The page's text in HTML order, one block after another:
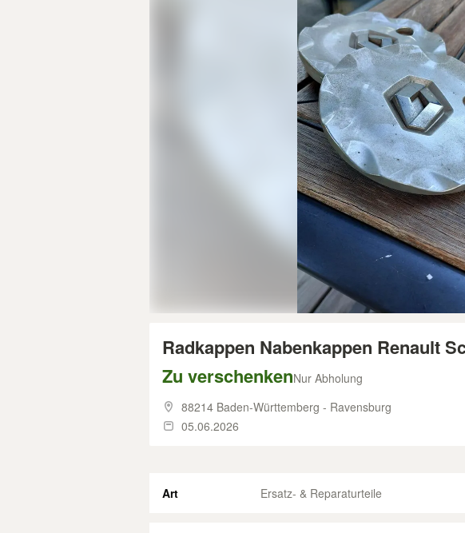
Radkappen Nabenkappen Renault
Zu verschenkenNur Abholung
88214 Baden-Württemberg - Ravensburg
05.06.2026
Art Ersatz- & Reparaturteile